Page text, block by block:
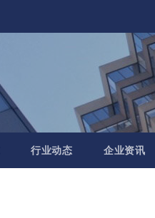
行业动态 企业资讯